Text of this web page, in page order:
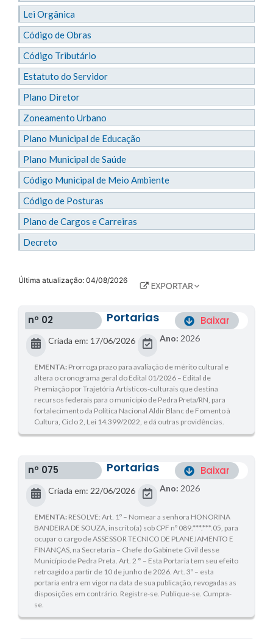
Lei Orgânica
Código de Obras
Código Tributário
Estatuto do Servidor
Plano Diretor
Zoneamento Urbano
Plano Municipal de Educação
Plano Municipal de Saúde
Código Municipal de Meio Ambiente
Código de Posturas
Plano de Cargos e Carreiras
Decreto
Última atualização: 04/08/2026
nº 02 Portarias Baixar
Criada em: 17/06/2026 Ano: 2026
EMENTA: Prorroga prazo para avaliação de mérito cultural e
altera o cronograma geral do Edital 01/2026 – Edital de
Premiação por Trajetória Artísticos-culturais que destina
recursos federais para o município de Pedra Preta/RN, para
fortalecimento da Política Nacional Aldir Blanc de Fomento à
Cultura, Ciclo 2, Lei 14.399/2022, e dá outras providências.
nº 075 Portarias Baixar
Criada em: 22/06/2026 Ano: 2026
EMENTA: RESOLVE: Art. 1º – Nomear a senhora HONORINA
BANDEIRA DE SOUZA, inscrito(a) sob CPF nº 089.***.***.05, para
ocupar o cargo de ASSESSOR TECNICO DE PLANEJAMENTO E
FINANÇAS, na Secretaria – Chefe do Gabinete Civil desse
Município de Pedra Preta. Art. 2 ° – Esta Portaria tem seu efeito
retroagido a partir de 10 de junho de 2026. Art. 3º – esta
portaria entra em vigor na data de sua publicação, revogadas as
disposições em contrário. Registre-se. Publique-se. Cumpra-
se.